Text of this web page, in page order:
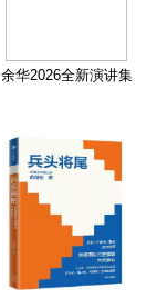
余华2026全新演讲集